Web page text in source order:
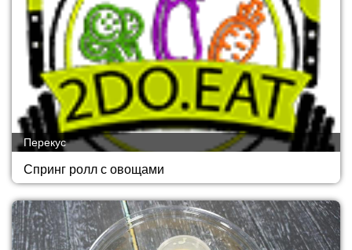
Спринг ролл с овощами
Перекус